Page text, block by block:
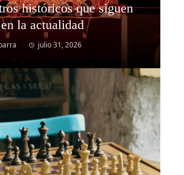
históricos que siguen
la actualidad
julio 31, 2026